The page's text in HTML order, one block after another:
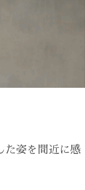
た姿を間近に感